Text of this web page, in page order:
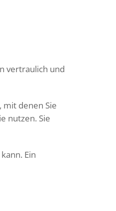
vertraulich und
mit denen Sie
nutzen. Sie
Ein